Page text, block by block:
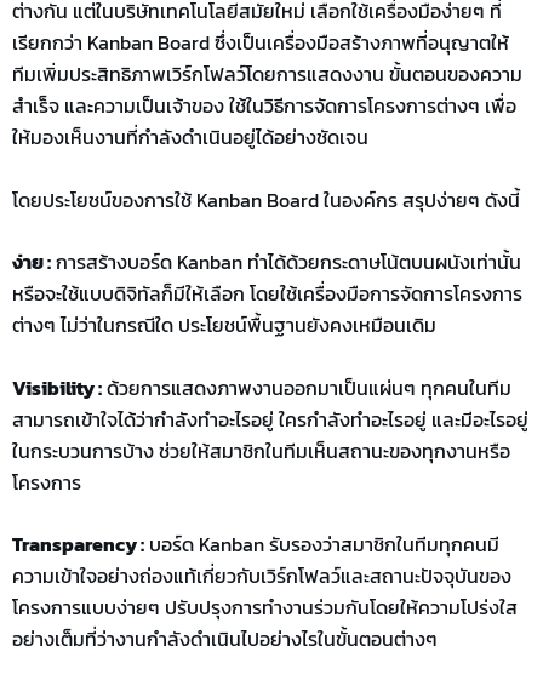
ต่างกัน แต่ในบริษัทเทคโนโลยีสมัยใหม่ เลือกใช้เครื่องมือง่ายๆ ที่
เรียกกว่า Kanban Board ซึ่งเป็นเครื่องมือสร้างภาพที่อนุญาตให้
ทีมเพิ่มประสิทธิภาพเวิร์กโฟลว์โดยการแสดงงาน ขั้นตอนของความ
สำเร็จ และความเป็นเจ้าของ ใช้ในวิธีการจัดการโครงการต่างๆ เพื่อ
ให้มองเห็นงานที่กำลังดำเนินอยู่ได้อย่างชัดเจน
โดยประโยชน์ของการใช้ Kanban Board ในองค์กร สรุปง่ายๆ ดังนี้
ง่าย :การสร้างบอร์ด Kanban ทำได้ด้วยกระดาษโน้ตบนผนังเท่านั้น
หรือจะใช้แบบดิจิทัลก็มีให้เลือก โดยใช้เครื่องมือการจัดการโครงการ
ต่างๆ ไม่ว่าในกรณีใด ประโยชน์พื้นฐานยังคงเหมือนเดิม
Visibility :ด้วยการแสดงภาพงานออกมาเป็นแผ่นๆ ทุกคนในทีม
สามารถเข้าใจได้ว่ากำลังทำอะไรอยู่ ใครกำลังทำอะไรอยู่ และมีอะไรอยู่
ในกระบวนการบ้าง ช่วยให้สมาชิกในทีมเห็นสถานะของทุกงานหรือ
โครงการ
Transparency : บอร์ด Kanban รับรองว่าสมาชิกในทีมทุกคนมี
ความเข้าใจอย่างถ่องแท้เกี่ยวกับเวิร์กโฟลว์และสถานะปัจจุบันของ
โครงการแบบง่ายๆ ปรับปรุงการทำงานร่วมกันโดยให้ความโปร่งใส
อย่างเต็มที่ว่างานกำลังดำเนินไปอย่างไรในขั้นตอนต่างๆ